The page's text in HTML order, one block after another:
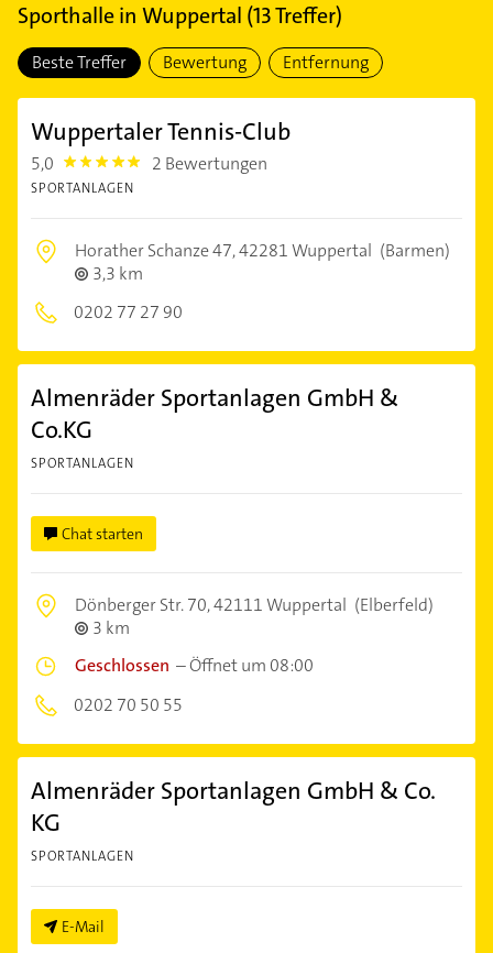
Sporthallein Wuppertal (13Treffer)
Beste Treffer Bewertung Entfernung
Wuppertaler Tennis-Club
5,0 5.0 2 Bewertungen
SPORTANLAGEN
Horather Schanze 47,42281 Wuppertal (Barmen)
3,3 km
0202 77 27 90
Almenräder Sportanlagen GmbH &
Co.KG
SPORTANLAGEN
Chat starten
Dönberger Str. 70,42111 Wuppertal (Elberfeld)
3 km
Geschlossen –Öffnet um 08:00
0202 70 50 55
Almenräder Sportanlagen GmbH & Co.
KG
SPORTANLAGEN
E-Mail